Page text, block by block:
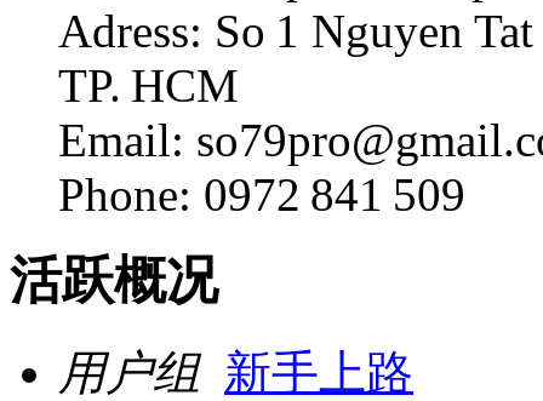
Adress: So 1 Nguyen
TP. HCM
Email:
Phone: 0972 841 509
活跃概况
用户组 新手上路